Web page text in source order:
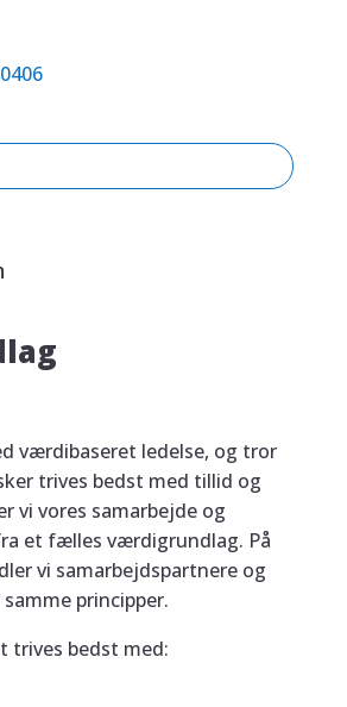
værdibaseret ledelse, og tror
trives bedst med tillid og
vi vores samarbejde og
et fælles værdigrundlag. På
vi samarbejdspartnere og
principper.
trives bedst med: